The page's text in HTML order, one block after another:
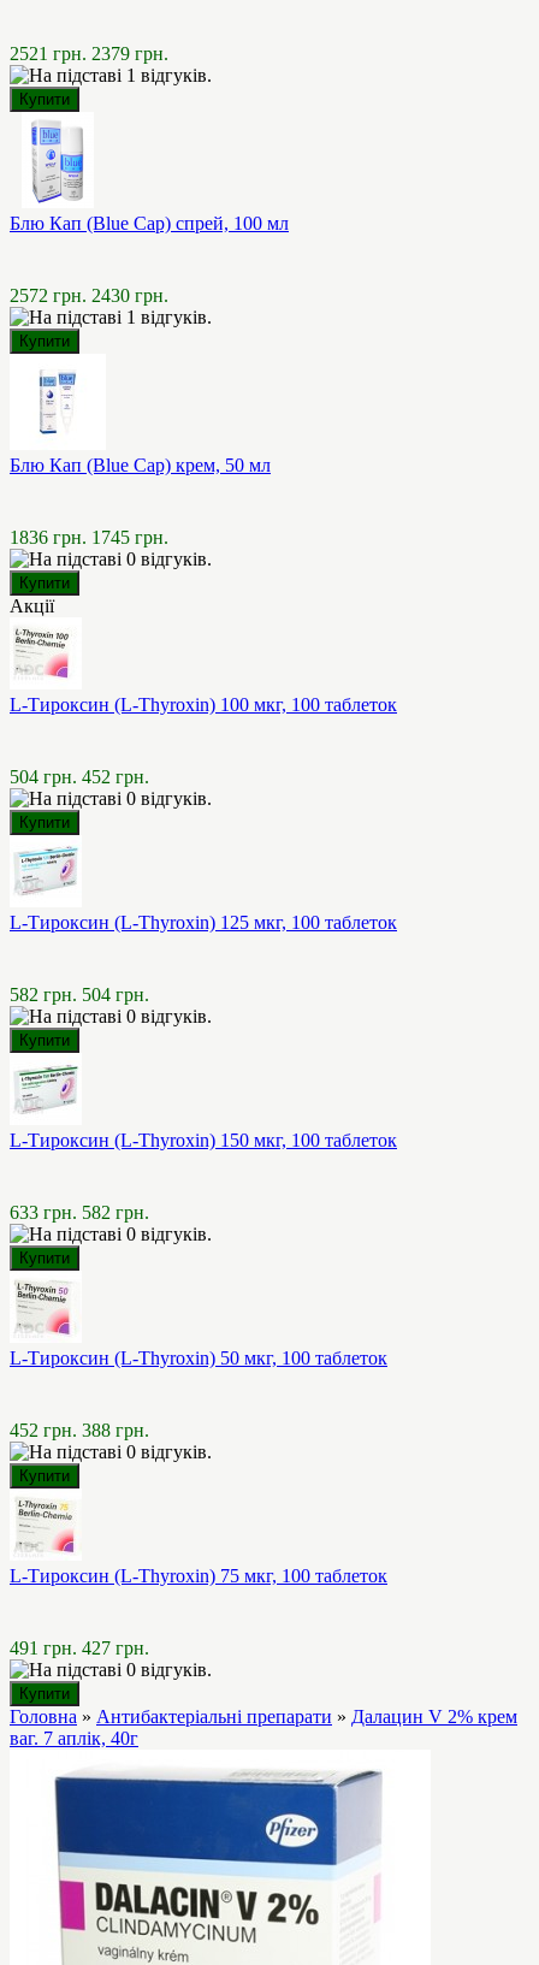
2521 грн. 2379 грн.
Блю Кап (Blue Cap) спрей, 100 мл
2572 грн. 2430 грн.
Блю Кап (Blue Cap) крем, 50 мл
1836 грн. 1745 грн.
Акції
L-Тироксин (L-Thyroxin) 100 мкг, 100 таблеток
504 грн. 452 грн.
L-Тироксин (L-Thyroxin) 125 мкг, 100 таблеток
582 грн. 504 грн.
L-Тироксин (L-Thyroxin) 150 мкг, 100 таблеток
633 грн. 582 грн.
L-Тироксин (L-Thyroxin) 50 мкг, 100 таблеток
452 грн. 388 грн.
L-Тироксин (L-Thyroxin) 75 мкг, 100 таблеток
491 грн. 427 грн.
Головна » Антибактеріальні препарати » Далацин V 2% крем
ваг. 7 аплік, 40г